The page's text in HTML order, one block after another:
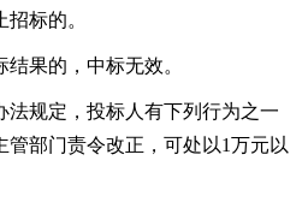
标的。
果的，中标无效。
定，投标人有下列行为之一
管部门责令改正，可处以1万元以